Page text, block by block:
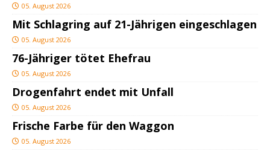
05. August 2026
Mit Schlagring auf 21-Jährigen eingeschlagen
05. August 2026
76-Jähriger tötet Ehefrau
05. August 2026
Drogenfahrt endet mit Unfall
05. August 2026
Frische Farbe für den Waggon
05. August 2026